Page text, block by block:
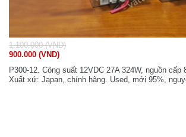
1.100.000 (VND)
900.000 (VND)
P300-12. Công suất 12VDC 27A 324W, nguồn cấp
Xuất xứ: Japan, chính hãng. Used, mới 95%,